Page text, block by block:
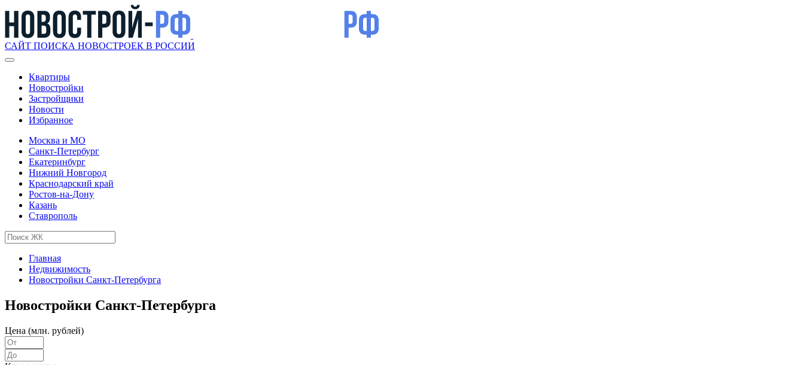
САЙТ ПОИСКА НОВОСТРОЕК В РОССИИ
Квартиры
Новостройки
Застройщики
Новости
Избранное
Москва и МО
Санкт-Петербург
Екатеринбург
Нижний Новгород
Краснодарский край
Ростов-на-Дону
Казань
Ставрополь
Главная
Недвижимость
Новостройки Санкт-Петербурга
Новостройки Санкт-Петербурга
Цена (млн. рублей)